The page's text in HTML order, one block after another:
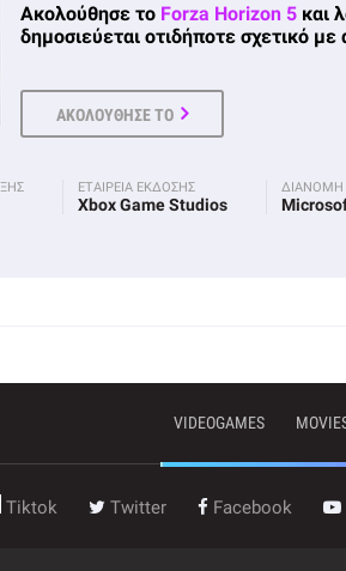
Ακολούθησε το Forza Horizon 5 και
δημοσιεύεται οτιδήποτε σχετικό με
ΑΚΟΛΟΥΘΗΣΕ ΤΟ
ΕΤΑΙΡΕΙΑ ΕΚΔΟΣΗΣ
Xbox Game Studios
ΔΙΑΝΟΜΗ
VIDEOGAMES
Tiktok Twitter Facebook